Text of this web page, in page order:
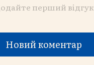
перший відгук
Новий коментар